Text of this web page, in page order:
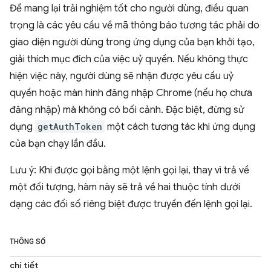
Để mang lại trải nghiệm tốt cho người dùng, điều quan
trọng là các yêu cầu về mã thông báo tương tác phải do
giao diện người dùng trong ứng dụng của bạn khởi tạo,
giải thích mục đích của việc uỷ quyền. Nếu không thực
hiện việc này, người dùng sẽ nhận được yêu cầu uỷ
quyền hoặc màn hình đăng nhập Chrome (nếu họ chưa
đăng nhập) mà không có bối cảnh. Đặc biệt, đừng sử
dụng getAuthToken một cách tương tác khi ứng dụng
của bạn chạy lần đầu.
Lưu ý: Khi được gọi bằng một lệnh gọi lại, thay vì trả về
một đối tượng, hàm này sẽ trả về hai thuộc tính dưới
dạng các đối số riêng biệt được truyền đến lệnh gọi lại.
THÔNG SỐ
chi tiết